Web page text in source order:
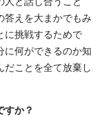
答えを大まかでもみ
に挑戦するためで
に何ができるのか知
だことを全て放棄し
すか？